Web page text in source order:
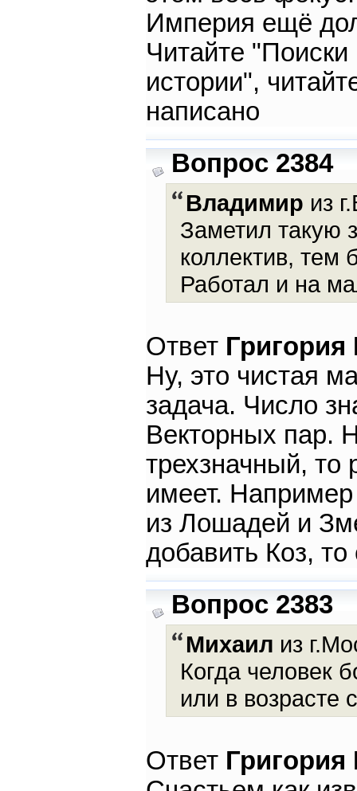
Империя ещё
Читайте
истории",
написано
Вопрос 2384
Владимир из
Заметил такую
коллектив, тем
Работал и на
Ответ
Ну, это чистая
задача. Число
Векторных пар.
трехзначный, то
имеет. Например
из Лошадей и
добавить Коз,
Вопрос 2383
Михаил из
Когда человек
или в возрасте
Ответ